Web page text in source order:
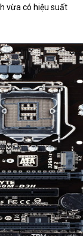
vừa có hiệu suất